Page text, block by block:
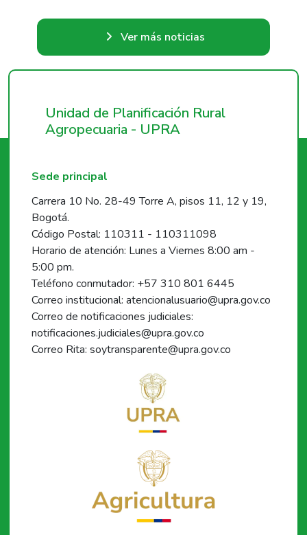
Ver más noticias
Unidad de Planificación Rural
Agropecuaria - UPRA
Sede principal
Carrera 10 No. 28-49 Torre A, pisos 11, 12 y 19,
Bogotá.
Código Postal: 110311 - 110311098
Horario de atención: Lunes a Viernes 8:00 am -
5:00 pm.
Teléfono conmutador: +57 310 801 6445
Correo institucional: atencionalusuario@upra.gov.co
Correo de notificaciones judiciales:
notificaciones.judiciales@upra.gov.co
Correo Rita: soytransparente@upra.gov.co